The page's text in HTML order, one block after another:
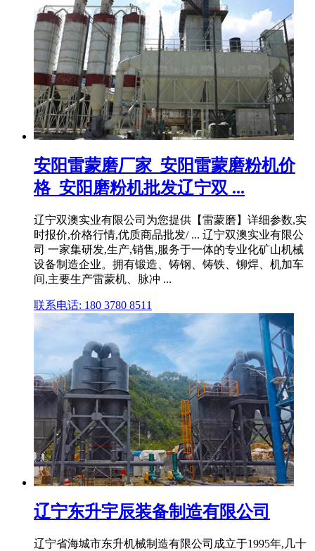
安阳雷蒙磨厂家_安阳雷蒙磨粉机价
格_安阳磨粉机批发辽宁双 ...
辽宁双澳实业有限公司为您提供【雷蒙磨】详细参数,实
时报价,价格行情,优质商品批发/ ... 辽宁双澳实业有限公
司 一家集研发,生产,销售,服务于一体的专业化矿山机械
设备制造企业。拥有锻造、铸钢、铸铁、铆焊、机加车
间,主要生产雷蒙机、脉冲 ...
联系电话: 180 3780 8511
辽宁东升宇辰装备制造有限公司
辽宁省海城市东升机械制造有限公司成立于1995年,几十